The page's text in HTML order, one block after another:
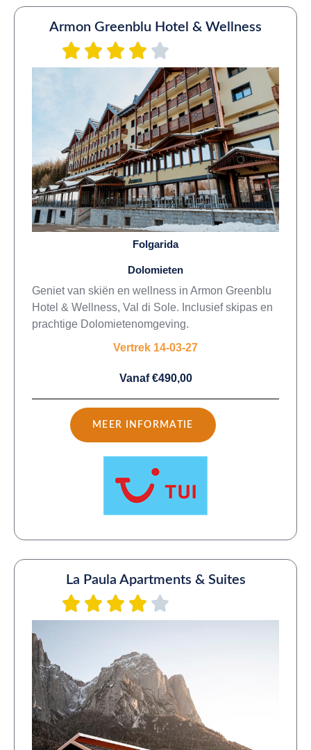
Armon Greenblu Hotel & Wellness
Folgarida
Dolomieten
Geniet van skiën en wellness in Armon Greenblu
Hotel & Wellness, Val di Sole. Inclusief skipas en
prachtige Dolomietenomgeving.
Vertrek 14-03-27
Vanaf €490,00
MEER INFORMATIE
La Paula Apartments & Suites